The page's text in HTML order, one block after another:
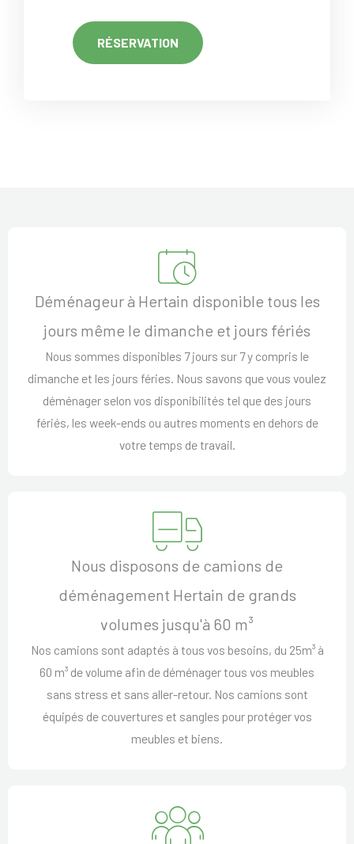
RÉSERVATION
Déménageur à Hertain disponible tous les
jours même le dimanche et jours fériés
Nous sommes disponibles 7 jours sur 7 y compris le
dimanche et les jours féries. Nous savons que vous voulez
déménager selon vos disponibilités tel que des jours
fériés, les week-ends ou autres moments en dehors de
votre temps de travail.
Nous disposons de camions de
déménagement Hertain de grands
volumes jusqu'à 60 m³
Nos camions sont adaptés à tous vos besoins, du 25m³ à
60 m³ de volume afin de déménager tous vos meubles
sans stress et sans aller-retour. Nos camions sont
équipés de couvertures et sangles pour protéger vos
meubles et biens.